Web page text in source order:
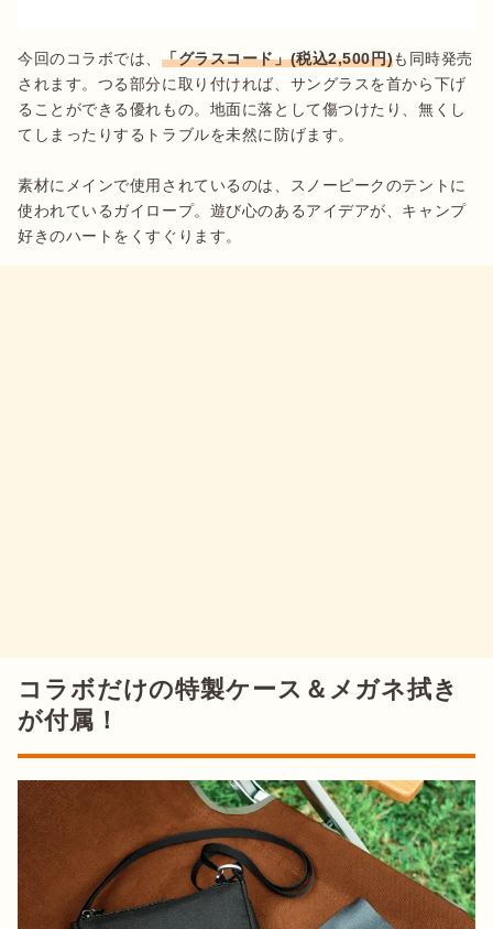
今回のコラボでは、「グラスコード」(税込2,500円)も同時発売
されます。つる部分に取り付ければ、サングラスを首から下げ
ることができる優れもの。地面に落として傷つけたり、無くし
てしまったりするトラブルを未然に防げます。
素材にメインで使用されているのは、スノーピークのテントに
使われているガイロープ。遊び心のあるアイデアが、キャンプ
好きのハートをくすぐります。
コラボだけの特製ケース＆メガネ拭き
が付属！